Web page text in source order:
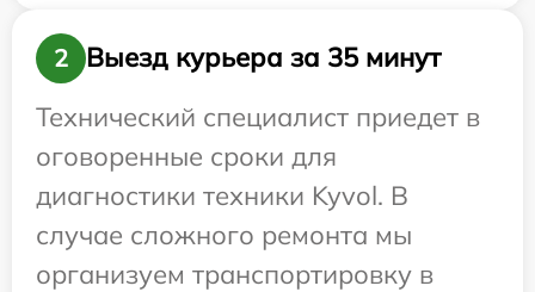
2
Выезд курьера за 35 минут
Технический специалист приедет в
оговоренные сроки для
диагностики техники Kyvol. В
случае сложного ремонта мы
организуем транспортировку в